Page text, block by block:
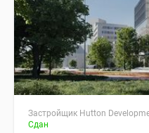
Застройщик Hutton
Сдан